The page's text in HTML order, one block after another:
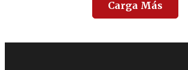
Carga Más